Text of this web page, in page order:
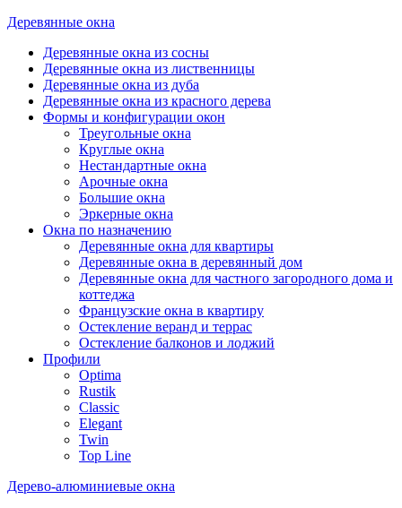
Деревянные окна
Деревянные окна из сосны
Деревянные окна из лиственницы
Деревянные окна из дуба
Деревянные окна из красного дерева
Формы и конфигурации окон
Треугольные окна
Круглые окна
Нестандартные окна
Арочные окна
Большие окна
Эркерные окна
Окна по назначению
Деревянные окна для квартиры
Деревянные окна в деревянный дом
Деревянные окна для частного загородного дома и
коттеджа
Французские окна в квартиру
Остекление веранд и террас
Остекление балконов и лоджий
Профили
Optima
Rustik
Classic
Elegant
Twin
Top Line
Дерево-алюминиевые окна